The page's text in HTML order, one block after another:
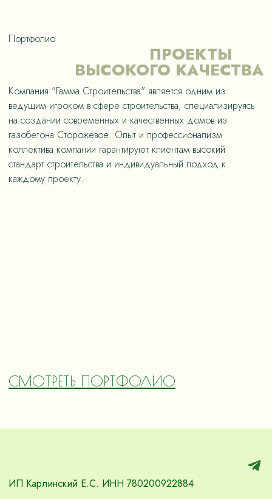
Портфолио
ПРОЕКТЫ
ВЫСОКОГО КАЧЕСТВА
Компания "Гамма Строительства" является одним из
ведущим игроком в сфере строительства, специализируясь
на создании современных и качественных домов из
газобетона Сторожевое. Опыт и профессионализм
коллектива компании гарантируют клиентам высокий
стандарт строительства и индивидуальный подход к
каждому проекту.
СМОТРЕТЬ ПОРТФОЛИО
ИП Карлинский Е.С. ИНН 780200922884